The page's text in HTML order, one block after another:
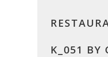
K_051 BY